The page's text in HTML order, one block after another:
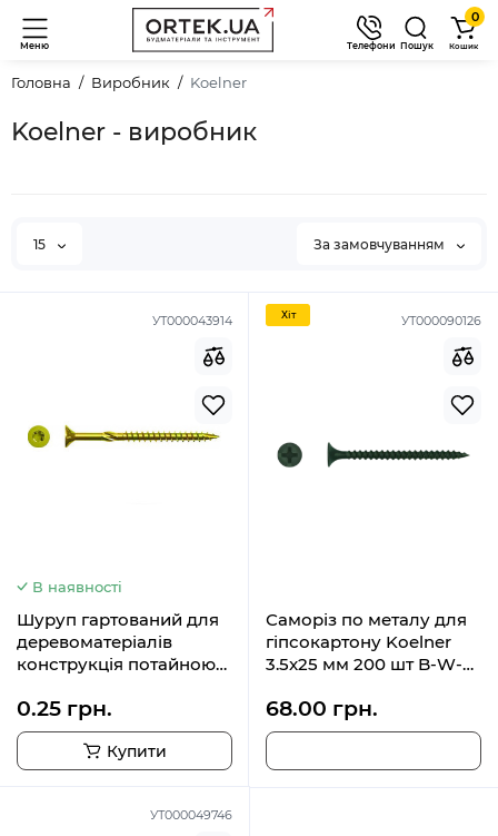
Меню Телефони Пошук
0
Кошик
Головна Виробник Koelner
Koelner - виробник
15 За замовчуванням
УТ000043914
В наявності
Шуруп гартований для
деревоматеріалів
конструкція потайною
0.25 грн.
Купити
УТ000090126
Хiт
Саморіз по металу для
гіпсокартону Koelner
3.5x25 мм 200 шт B-W-
68.00 грн.
УТ000049746